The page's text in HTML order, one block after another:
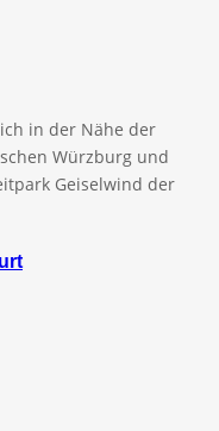
in der Nähe der
Würzburg und
Geiselwind der